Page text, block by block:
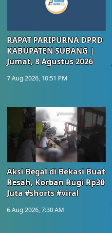
RAPAT PARIPURNA DPRD
KABUPATEN SUBANG |
Jumat, 8 Agustus 2026
7 Aug 2026, 10:51 PM
Aksi Begal di Bekasi Buat
Resah, Korban Rugi Rp30
Juta #shorts #viral
6 Aug 2026, 7:30 AM